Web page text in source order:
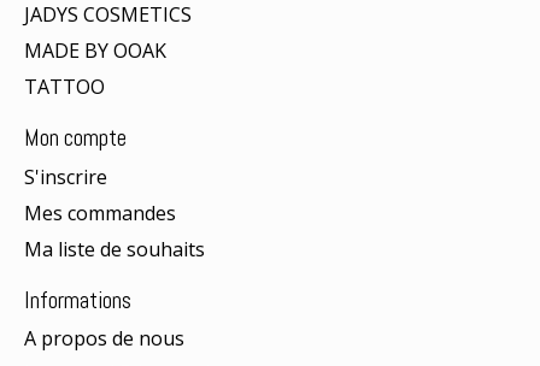
JADYS COSMETICS
MADE BY OOAK
TATTOO
Mon compte
S'inscrire
Mes commandes
Ma liste de souhaits
Informations
A propos de nous